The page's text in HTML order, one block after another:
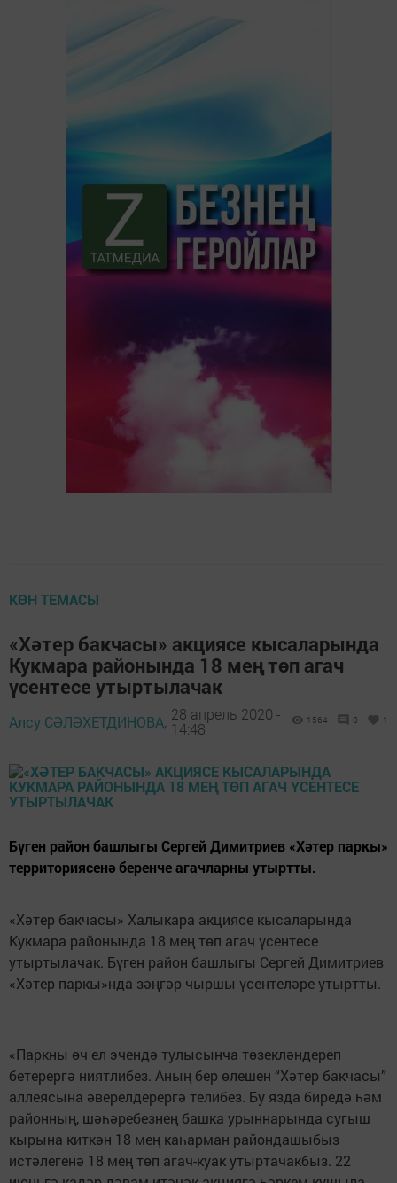
КӨН ТЕМАСЫ
«Хәтер бакчасы» акциясе кысаларында
Кукмара районында 18 мең төп агач
үсентесе утыртылачак
Алсу СӘЛӘХЕТДИНОВА, 28 апрель 2020 -
14:48
1564 0 1
Бүген район башлыгы Сергей Димитриев «Хәтер паркы»
территориясенә беренче агачларны утыртты.
«Хәтер бакчасы» Халыкара акциясе кысаларында
Кукмара районында 18 мең төп агач үсентесе
утыртылачак. Бүген район башлыгы Сергей Димитриев
«Хәтер паркы»нда зәңгәр чыршы үсентеләре утыртты.
«Паркны өч ел эчендә тулысынча төзекләндереп
бетерергә ниятлибез. Аның бер өлешен “Хәтер бакчасы”
аллеясына әверелдерергә телибез. Бу язда биредә һәм
районның, шәһәребезнең башка урыннарында сугыш
кырына киткән 18 мең каһарман райондашыбыз
истәлегенә 18 мең төп агач-куак утыртачакбыз. 22